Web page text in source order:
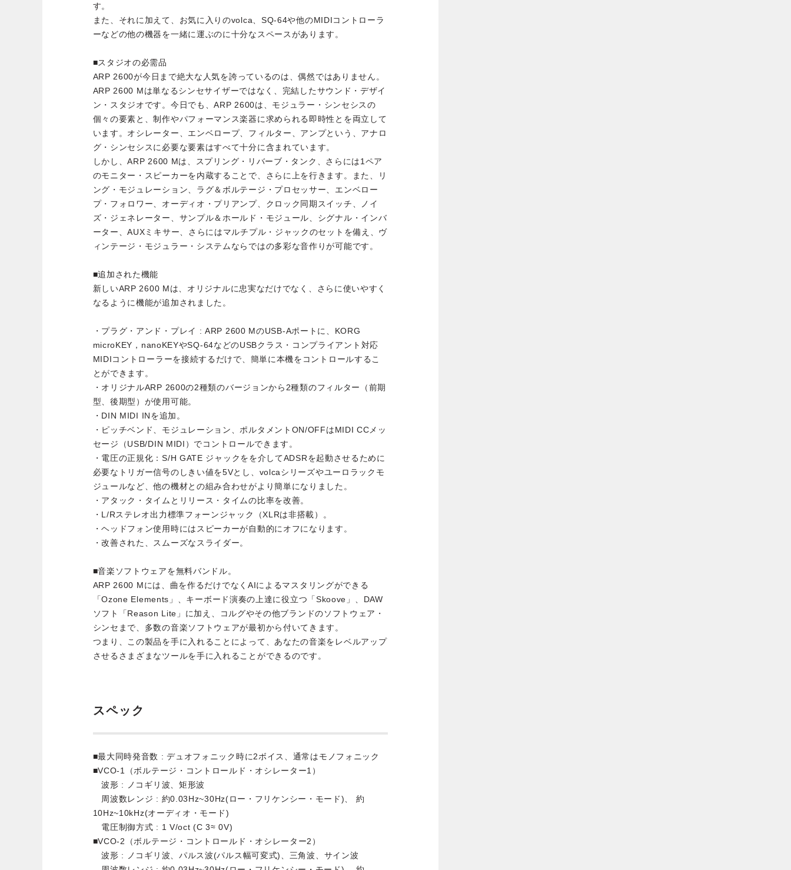
す。
また、それに加えて、お気に入りのvolca、SQ-64や他のMIDIコントローラ
ーなどの他の機器を一緒に運ぶのに十分なスペースがあります。
■スタジオの必需品
ARP 2600が今日まで絶大な人気を誇っているのは、偶然ではありません。
ARP 2600 Mは単なるシンセサイザーではなく、完結したサウンド・デザイ
ン・スタジオです。今日でも、ARP 2600は、モジュラー・シンセシスの
個々の要素と、制作やパフォーマンス楽器に求められる即時性とを両立して
います。オシレーター、エンベロープ、フィルター、アンプという、アナロ
グ・シンセシスに必要な要素はすべて十分に含まれています。
しかし、ARP 2600 Mは、スプリング・リバーブ・タンク、さらには1ペア
のモニター・スピーカーを内蔵することで、さらに上を行きます。また、リ
ング・モジュレーション、ラグ＆ボルテージ・プロセッサー、エンベロー
プ・フォロワー、オーディオ・プリアンプ、クロック同期スイッチ、ノイ
ズ・ジェネレーター、サンプル＆ホールド・モジュール、シグナル・インバ
ーター、AUXミキサー、さらにはマルチプル・ジャックのセットを備え、ヴ
ィンテージ・モジュラー・システムならではの多彩な音作りが可能です。
■追加された機能
新しいARP 2600 Mは、オリジナルに忠実なだけでなく、さらに使いやすく
なるように機能が追加されました。
・プラグ・アンド・プレイ : ARP 2600 MのUSB-Aポートに、KORG
microKEY，nanoKEYやSQ-64などのUSBクラス・コンプライアント対応
MIDIコントローラーを接続するだけで、簡単に本機をコントロールするこ
とができます。
・オリジナルARP 2600の2種類のバージョンから2種類のフィルター（前期
型、後期型）が使用可能。
・DIN MIDI INを追加。
・ピッチベンド、モジュレーション、ポルタメントON/OFFはMIDI CCメッ
セージ（USB/DIN MIDI）でコントロールできます。
・電圧の正規化：S/H GATE ジャックをを介してADSRを起動させるために
必要なトリガー信号のしきい値を5Vとし、volcaシリーズやユーロラックモ
ジュールなど、他の機材との組み合わせがより簡単になりました。
・アタック・タイムとリリース・タイムの比率を改善。
・L/Rステレオ出力標準フォーンジャック（XLRは非搭載）。
・ヘッドフォン使用時にはスピーカーが自動的にオフになります。
・改善された、スムーズなスライダー。
■音楽ソフトウェアを無料バンドル。
ARP 2600 Mには、曲を作るだけでなくAIによるマスタリングができる
「Ozone Elements」、キーボード演奏の上達に役立つ「Skoove」、DAW
ソフト「Reason Lite」に加え、コルグやその他ブランドのソフトウェア・
シンセまで、多数の音楽ソフトウェアが最初から付いてきます。
つまり、この製品を手に入れることによって、あなたの音楽をレベルアップ
させるさまざまなツールを手に入れることができるのです。
スペック
■最大同時発音数 : デュオフォニック時に2ボイス、通常はモノフォニック
■VCO-1（ボルテージ・コントロールド・オシレーター1）
波形 : ノコギリ波、矩形波
周波数レンジ : 約0.03Hz~30Hz(ロー・フリケンシー・モード)、 約
10Hz~10kHz(オーディオ・モード)
電圧制御方式 : 1 V/oct (C 3≈ 0V)
■VCO-2（ボルテージ・コントロールド・オシレーター2）
波形 : ノコギリ波、パルス波(パルス幅可変式)、三角波、サイン波